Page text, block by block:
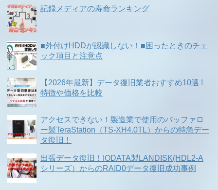
記録メディアの寿命ランキング
■外付けHDDが認識しない！■困ったときのチェ
ック項目と注意点
【2026年最新】データ復旧業者おすすめ10選 !
特徴や価格を比較
アクセスできない！製造業で使用のバッファロ
ー製TeraStation（TS-XH4.0TL）からの特急デー
タ復旧！
出張データ復旧！IODATA製LANDISK(HDL2-A
シリーズ）からのRAID0データ復旧成功事例